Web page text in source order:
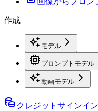
作成
モデル
プロンプトモデル
動画モデル
クレジット サインイ